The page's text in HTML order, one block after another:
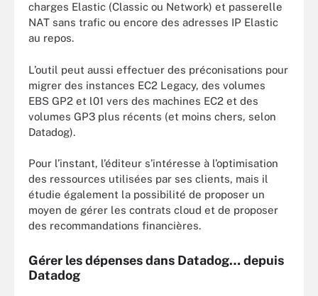
charges Elastic (Classic ou Network) et passerelle
NAT sans trafic ou encore des adresses IP Elastic
au repos.
L’outil peut aussi effectuer des préconisations pour
migrer des instances EC2 Legacy, des volumes
EBS GP2 et l01 vers des machines EC2 et des
volumes GP3 plus récents (et moins chers, selon
Datadog).
Pour l’instant, l’éditeur s’intéresse à l’optimisation
des ressources utilisées par ses clients, mais il
étudie également la possibilité de proposer un
moyen de gérer les contrats cloud et de proposer
des recommandations financières.
Gérer les dépenses dans Datadog… depuis
Datadog